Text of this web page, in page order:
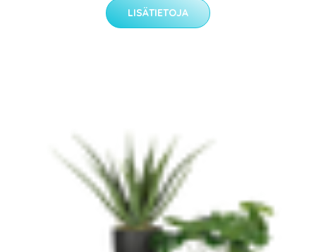
LISÄTIETOJA